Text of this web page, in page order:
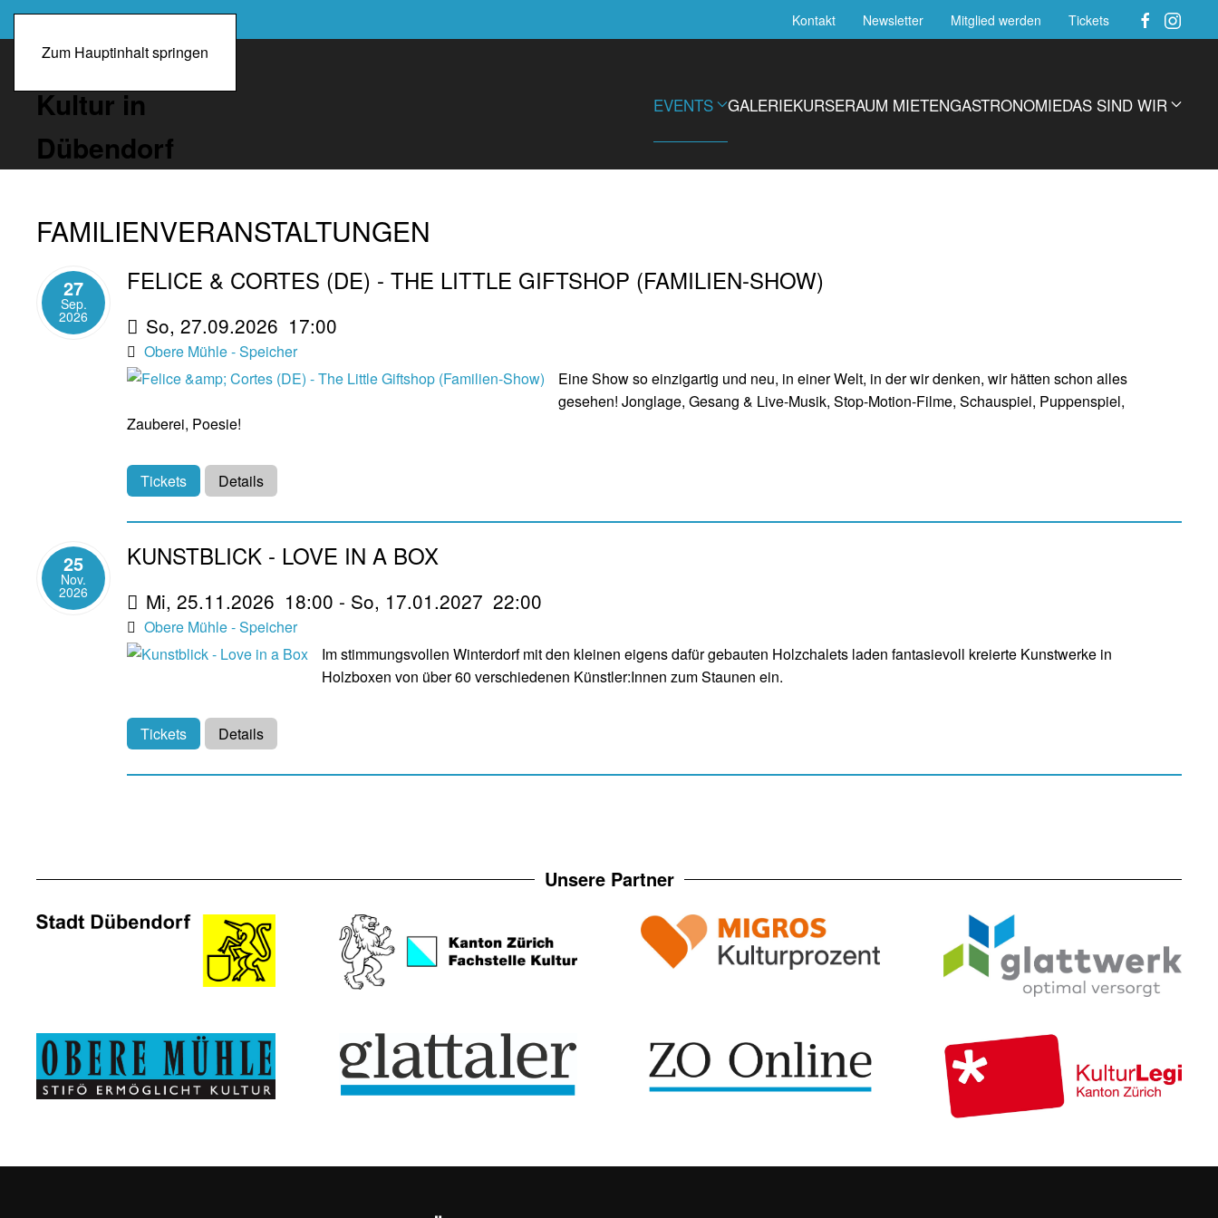
Zum Hauptinhalt springen
Kontakt Newsletter Mitglied werden Tickets
EVENTS GALERIEKURSERAUM MIETENGASTRONOMIEDAS SIND WIR
FAMILIENVERANSTALTUNGEN
27
Sep.
2026
FELICE & CORTES (DE) - THE LITTLE GIFTSHOP (FAMILIEN-SHOW)
So, 27.09.2026 17:00
Obere Mühle - Speicher
Eine Show so einzigartig und neu, in einer Welt, in der wir denken, wir hätten schon alles
gesehen! Jonglage, Gesang & Live-Musik, Stop-Motion-Filme, Schauspiel, Puppenspiel,
Zauberei, Poesie!
Tickets Details
25
Nov.
2026
KUNSTBLICK - LOVE IN A BOX
Mi, 25.11.2026 18:00 - So, 17.01.2027 22:00
Obere Mühle - Speicher
Im stimmungsvollen Winterdorf mit den kleinen eigens dafür gebauten Holzchalets laden fantasievoll kreierte Kunstwerke in
Holzboxen von über 60 verschiedenen Künstler:Innen zum Staunen ein.
Tickets Details
Unsere Partner